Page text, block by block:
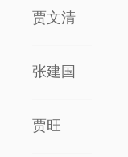
贾文清
张建国
贾旺